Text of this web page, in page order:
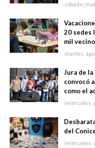
sábado,
20 sedes
mil
martes,
Jura de
convocó
como el
miércoles,
del
miércoles,